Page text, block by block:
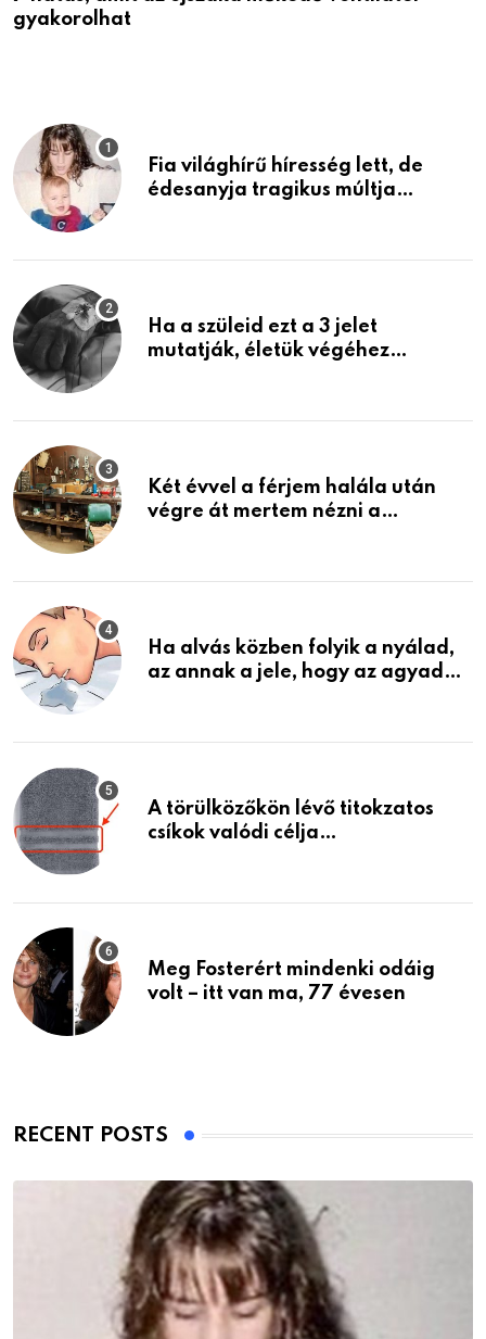
gyakorolhat
Fia világhírű híresség lett, de
édesanyja tragikus múltja
Ha a szüleid ezt a 3 jelet
mutatják, életük végéhez
Két évvel a férjem halála után
végre át mertem nézni a
életemet
Ha alvás közben folyik a nyálad,
az annak a jele, hogy az agyad…
A törülközőkön lévő titokzatos
csíkok valódi célja…
Meg Fosterért mindenki odáig
volt – itt van ma, 77 évesen
RECENT POSTS